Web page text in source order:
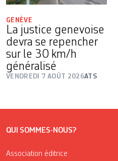
GENÈVE
La justice genevoise
devra se repencher
sur le 30 km/h
généralisé
VENDREDI 7 AOÛT 2026ATS
QUI SOMMES-NOUS?
Association éditrice